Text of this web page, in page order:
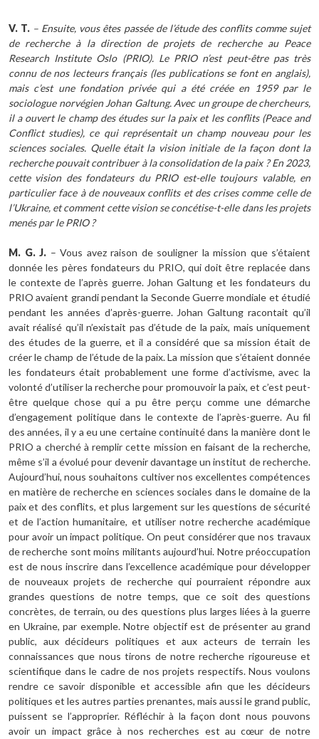
V. T. – Ensuite, vous êtes passée de l’étude des conflits comme sujet
de recherche à la direction de projets de recherche au Peace
Research Institute Oslo (PRIO). Le PRIO n’est peut-être pas très
connu de nos lecteurs français (les publications se font en anglais),
mais c’est une fondation privée qui a été créée en 1959 par le
sociologue norvégien Johan Galtung. Avec un groupe de chercheurs,
il a ouvert le champ des études sur la paix et les conflits (Peace and
Conflict studies), ce qui représentait un champ nouveau pour les
sciences sociales. Quelle était la vision initiale de la façon dont la
recherche pouvait contribuer à la consolidation de la paix ? En 2023,
cette vision des fondateurs du PRIO est-elle toujours valable, en
particulier face à de nouveaux conflits et des crises comme celle de
l’Ukraine, et comment cette vision se concétise-t-elle dans les projets
menés par le PRIO ?
M. G. J. – Vous avez raison de souligner la mission que s’étaient
donnée les pères fondateurs du PRIO, qui doit être replacée dans
le contexte de l’après guerre. Johan Galtung et les fondateurs du
PRIO avaient grandi pendant la Seconde Guerre mondiale et étudié
pendant les années d’après-guerre. Johan Galtung racontait qu’il
avait réalisé qu’il n’existait pas d’étude de la paix, mais uniquement
des études de la guerre, et il a considéré que sa mission était de
créer le champ de l’étude de la paix. La mission que s’étaient donnée
les fondateurs était probablement une forme d’activisme, avec la
volonté d’utiliser la recherche pour promouvoir la paix, et c’est peut-
être quelque chose qui a pu être perçu comme une démarche
d’engagement politique dans le contexte de l’après-guerre. Au fil
des années, il y a eu une certaine continuité dans la manière dont le
PRIO a cherché à remplir cette mission en faisant de la recherche,
même s’il a évolué pour devenir davantage un institut de recherche.
Aujourd’hui, nous souhaitons cultiver nos excellentes compétences
en matière de recherche en sciences sociales dans le domaine de la
paix et des conflits, et plus largement sur les questions de sécurité
et de l’action humanitaire, et utiliser notre recherche académique
pour avoir un impact politique. On peut considérer que nos travaux
de recherche sont moins militants aujourd’hui. Notre préoccupation
est de nous inscrire dans l’excellence académique pour développer
de nouveaux projets de recherche qui pourraient répondre aux
grandes questions de notre temps, que ce soit des questions
concrètes, de terrain, ou des questions plus larges liées à la guerre
en Ukraine, par exemple. Notre objectif est de présenter au grand
public, aux décideurs politiques et aux acteurs de terrain les
connaissances que nous tirons de notre recherche rigoureuse et
scientifique dans le cadre de nos projets respectifs. Nous voulons
rendre ce savoir disponible et accessible afin que les décideurs
politiques et les autres parties prenantes, mais aussi le grand public,
puissent se l’approprier. Réfléchir à la façon dont nous pouvons
avoir un impact grâce à nos recherches est au cœur de notre